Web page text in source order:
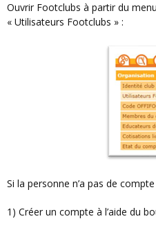
Ouvrir Footclubs à partir du menu « Organisation », cliquer sur
« Utilisateurs Footclubs » :
Si la personne n’a pas de compte
1) Créer un compte à l’aide du